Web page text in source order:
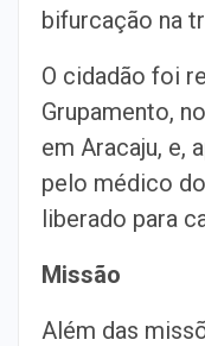
bifurcação na
O cidadão foi
Grupamento,
em Aracaju, e,
pelo médico
liberado para
Missão
Além das